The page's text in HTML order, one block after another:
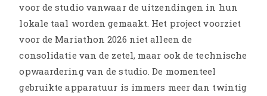
voor de studio vanwaar de uitzendingen in hun
lokale taal worden gemaakt. Het project voorziet
voor de Mariathon 2026 niet alleen de
consolidatie van de zetel, maar ook de technische
opwaardering van de studio. De momenteel
gebruikte apparatuur is immers meer dan twintig